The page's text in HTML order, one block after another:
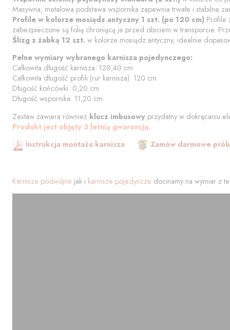
Masywna, metalowa podstawa wspornika zapewnia trwałe i stabilne
Profile w kolorze mosiądz antyczny 1 szt. (po 120 cm) Profile
zabezpieczone są folią chroniącą je przed obiciem w transporcie.
Ślizg z żabką 12 szt. w kolorze mosiądz antyczny, idealnie
Pełne wymiary wybranego karnisza pojedynczego:
Całkowita długość karnisza: 120,40 cm
Całkowita długość profili (rur karnisza): 120 cm
Długość końcówki: 0,20 cm
Długość wspornika: 11,20 cm
Zestaw zawiera również klucz imbusowy przydatny w dokręcaniu
Produkt jest objęty 3 letnią gwarancją.
Instrukcja montażu karnisza
Zamów darmowe
Karnisze podwójne jak i karnisze pojedyncze docinamy na wymiar z